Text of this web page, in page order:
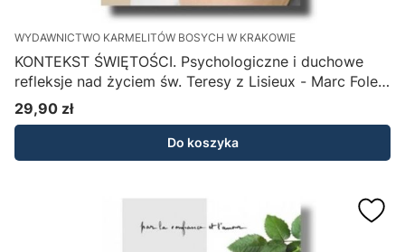
WYDAWNICTWO KARMELITÓW BOSYCH W KRAKOWIE
KONTEKST ŚWIĘTOŚCI. Psychologiczne i duchowe
refleksje nad życiem św. Teresy z Lisieux - Marc Foley
OCD
Cena
29,90 zł
Do koszyka